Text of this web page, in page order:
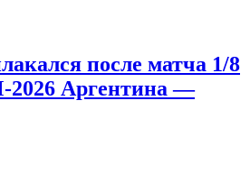
после матча 1/8
Аргентина —